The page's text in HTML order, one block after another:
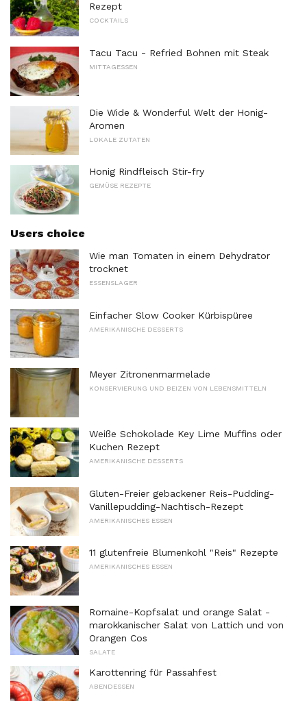
Rezept
COCKTAILS
Tacu Tacu - Refried Bohnen mit Steak
MITTAGESSEN
Die Wide & Wonderful Welt der Honig-
Aromen
LOKALE ZUTATEN
Honig Rindfleisch Stir-fry
GEMÜSE REZEPTE
Users choice
Wie man Tomaten in einem Dehydrator
trocknet
ESSENSLAGER
Einfacher Slow Cooker Kürbispüree
AMERIKANISCHE DESSERTS
Meyer Zitronenmarmelade
KONSERVIERUNG UND BEIZEN VON LEBENSMITTELN
Weiße Schokolade Key Lime Muffins oder
Kuchen Rezept
AMERIKANISCHE DESSERTS
Gluten-Freier gebackener Reis-Pudding-
Vanillepudding-Nachtisch-Rezept
AMERIKANISCHES ESSEN
11 glutenfreie Blumenkohl "Reis" Rezepte
AMERIKANISCHES ESSEN
Romaine-Kopfsalat und orange Salat -
marokkanischer Salat von Lattich und von
Orangen Cos
SALATE
Karottenring für Passahfest
ABENDESSEN